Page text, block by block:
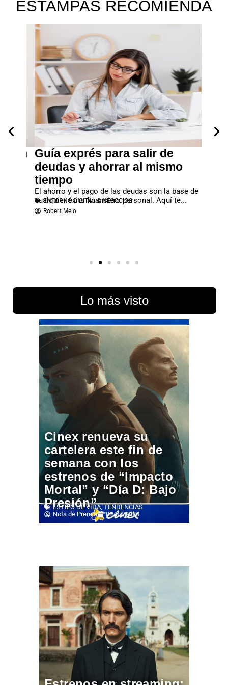
ESTAMPAS RECOMIENDA
Guía exprés para salir de
deudas y ahorrar al mismo
tiempo
El ahorro y el pago de las deudas son la base de
cualquier éxito financiero personal. Aquí te...
ENTORNO DIGITAL & NEGOCIOS
Robert Melo
Lo más visto
Cinex renueva su
cartelera este fin de
semana con los
estrenos de “Impacto
Mortal” y “Día D: Bajo
Presión”
ESTILO DE VIDA,TENDENCIAS
Nota de Prensa
08/07/2026